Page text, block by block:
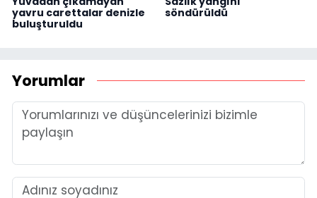
yavru carettalar denizle
buluşturuldu
söndürüldü
Yorumlar